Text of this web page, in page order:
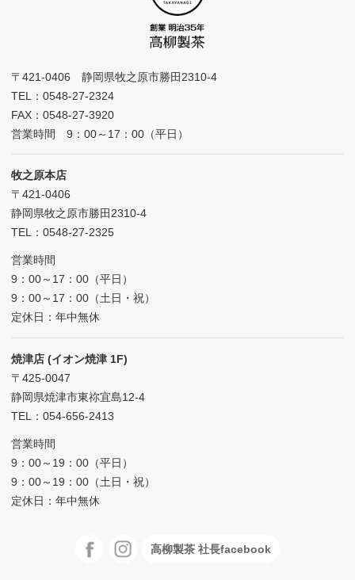
〒421-0406 静岡県牧之原市勝田2310-4
TEL：0548-27-2324
FAX：0548-27-3920
営業時間 9：00～17：00（平日）
牧之原本店
〒421-0406
静岡県牧之原市勝田2310-4
TEL：0548-27-2325
営業時間
9：00～17：00（平日）
9：00～17：00（土日・祝）
定休日：年中無休
焼津店 (イオン焼津 1F)
〒425-0047
静岡県焼津市東祢宜島12-4
TEL：054-656-2413
営業時間
9：00～19：00（平日）
9：00～19：00（土日・祝）
定休日：年中無休
高柳製茶 社長facebook